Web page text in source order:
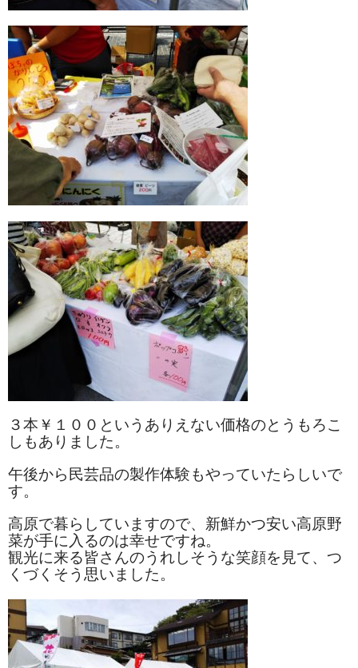
椎茸
梅
もろみ漬け
その他
麺類
その他
文具・雑貨
日用品・雑貨
衣類
タオルほか
会社情報
社長あいさつ
お問合せ
スタッフブログ
草津Tip店
３本￥１００というありえない価格のとうもろこ
しもありました。
午後から民芸品の製作体験もやっていたらしいで
す。
高原で暮らしていますので、新鮮かつ安い高原野
菜が手に入るのは幸せですね。
観光に来る皆さんのうれしそうな笑顔を見て、つ
くづくそう思いました。